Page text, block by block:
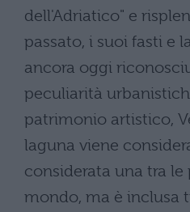
dell'Adriatico" e
passato, i suoi fasti e
ancora oggi
peculiarità
patrimonio artistico,
laguna viene
considerata una tra
mondo, ma è inclusa